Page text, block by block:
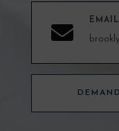

EMAIL